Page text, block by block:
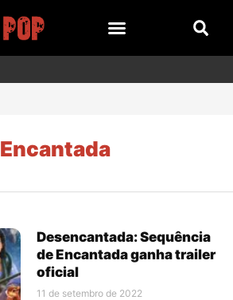
Encantada
Desencantada: Sequência
de Encantada ganha trailer
oficial
11 de setembro de 2022